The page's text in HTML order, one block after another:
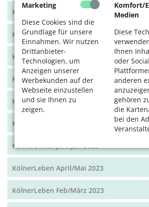
Marketing
Diese Cookies sind die
Grundlage für unsere
Einnahmen. Wir nutzen
Drittanbieter-
Technologien, um
Anzeigen unserer
Werbekunden auf der
Webseite einzustellen
und sie Ihnen zu
zeigen.
Komfort/
Medien
Diese
Ihnen
oder
anderen
gehören
die
bei den
KölnerLeben Herbst 2024
KölnerLeben Sommer 2024
KölnerLeben Frühjahr 2024
KölnerLeben Dez/Jan/Feb 2023/24
KölnerLeben Okt/Nov 2023
KölnerLeben Aug/Sept 2023
KölnerLeben Juni/Juli 2023
KölnerLeben April/Mai 2023
KölnerLeben Feb/März 2023